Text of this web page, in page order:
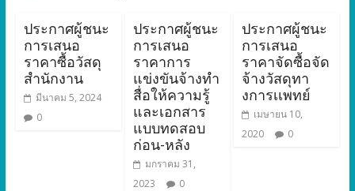
ประกาศผู้ชนะ
การเสนอ
ราคาซื้อวัสดุ
สำนักงาน
มีนาคม 5, 2024
0
ประกาศผู้ชนะ
การเสนอ
ราคาการ
แข่งขันจ้างทำ
สื่อให้ความรู้
และเอกสาร
แบบทดสอบ
ก่อน-หลัง
มกราคม 31,
2023
0
ประกาศผู้ชนะ
การเสนอ
ราคาจัดซื้อจัด
จ้างวัสดุทา
งการเเพทย์
เมษายน 10,
2020
0